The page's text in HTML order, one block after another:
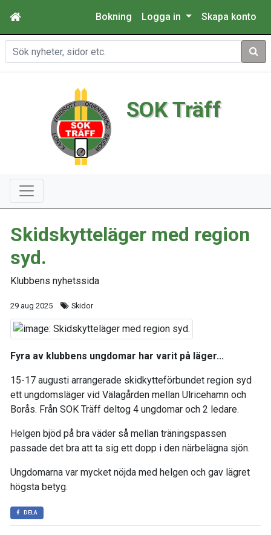
Bokning Logga in Skapa konto
Sök
SOK Träff
Skidskytteläger med region
syd.
Klubbens nyhetssida
29 aug 2025 Skidor
Fyra av klubbens ungdomar har varit på läger...
15-17 augusti arrangerade skidkytteförbundet region syd
ett ungdomsläger vid Välagården mellan Ulricehamn och
Borås. Från SOK Träff deltog 4 ungdomar och 2 ledare.
Helgen bjöd på bra väder så mellan träningspassen
passade det bra att ta sig ett dopp i den närbelägna sjön.
Ungdomarna var mycket nöjda med helgen och gav lägret
högsta betyg.
DELA